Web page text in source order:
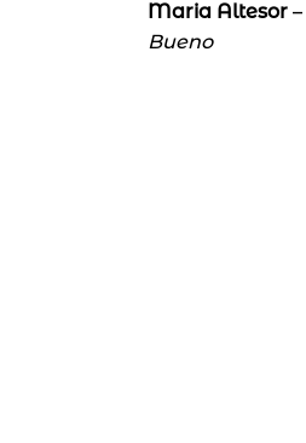
Valorado
5
Maria Altesor –
Bueno